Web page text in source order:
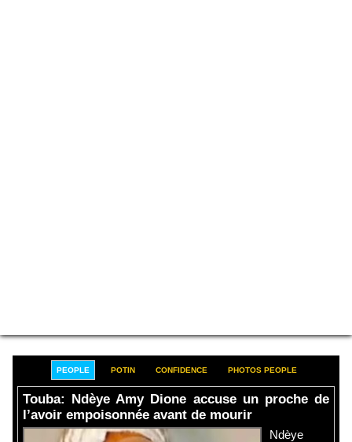
PEOPLE POTIN CONFIDENCE PHOTOS PEOPLE
Touba: Ndèye Amy Dione accuse un proche de
l’avoir empoisonnée avant de mourir
Ndèye